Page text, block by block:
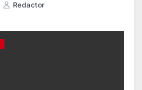
Redactor